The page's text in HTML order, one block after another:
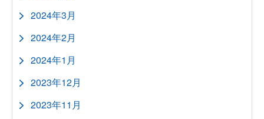
2024年3月
2024年2月
2024年1月
2023年12月
2023年11月